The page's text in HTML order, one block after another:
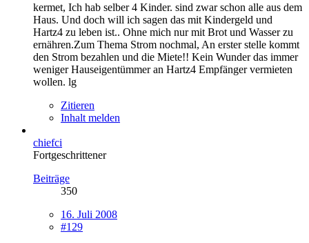
kermet, Ich hab selber 4 Kinder. sind zwar schon alle aus dem
Haus. Und doch will ich sagen das mit Kindergeld und
Hartz4 zu leben ist.. Ohne mich nur mit Brot und Wasser zu
ernähren.Zum Thema Strom nochmal, An erster stelle kommt
den Strom bezahlen und die Miete!! Kein Wunder das immer
weniger Hauseigentümmer an Hartz4 Empfänger vermieten
wollen. lg
Zitieren
Inhalt melden
chiefci
Fortgeschrittener
Beiträge
350
16. Juli 2008
#129